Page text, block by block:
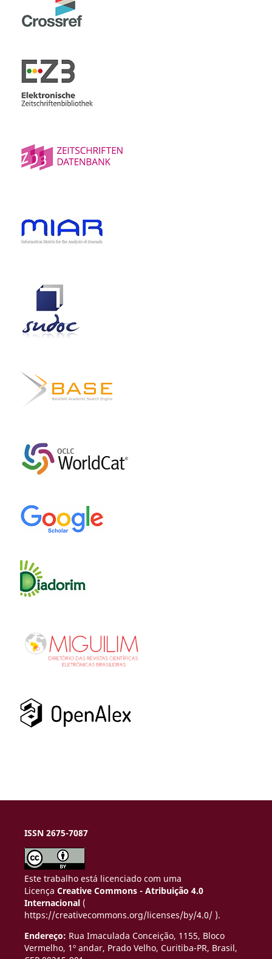
ISSN 2675-7087
Este trabalho está licenciado com uma
Licença Creative Commons - Atribuição 4.0
Internacional(
https://creativecommons.org/licenses/by/4.0/ ).
Endereço: Rua Imaculada Conceição, 1155, Bloco
Vermelho, 1º andar, Prado Velho, Curitiba-PR, Brasil,